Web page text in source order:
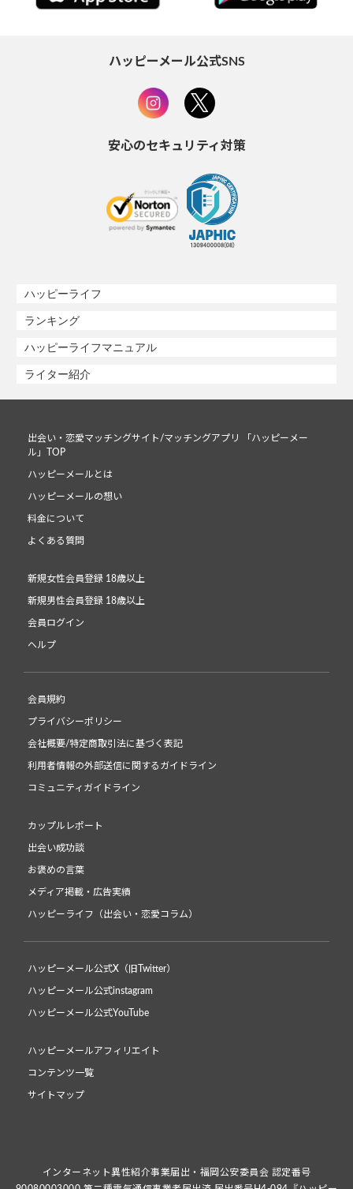
ハッピーメール公式SNS
安心のセキュリティ対策
ハッピーライフ
ランキング
ハッピーライフマニュアル
ライター紹介
出会い・恋愛マッチングサイト/マッチングアプリ 「ハッピーメー
ル」TOP
ハッピーメールとは
ハッピーメールの想い
料金について
よくある質問
新規女性会員登録 18歳以上
新規男性会員登録 18歳以上
会員ログイン
ヘルプ
会員規約
プライバシーポリシー
会社概要/特定商取引法に基づく表記
利用者情報の外部送信に関するガイドライン
コミュニティガイドライン
カップルレポート
出会い成功談
お褒めの言葉
メディア掲載・広告実績
ハッピーライフ（出会い・恋愛コラム）
ハッピーメール公式X（旧Twitter）
ハッピーメール公式instagram
ハッピーメール公式YouTube
ハッピーメールアフィリエイト
コンテンツ一覧
サイトマップ
インターネット異性紹介事業届出・福岡公安委員会 認定番号